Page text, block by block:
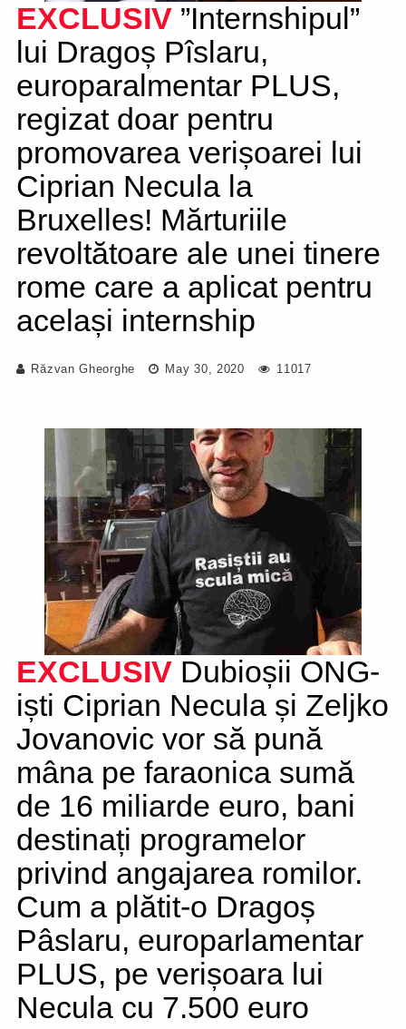
EXCLUSIV ”Internshipul”
lui Dragoș Pîslaru,
europaralmentar PLUS,
regizat doar pentru
promovarea verișoarei lui
Ciprian Necula la
Bruxelles! Mărturiile
revoltătoare ale unei tinere
rome care a aplicat pentru
același internship
Răzvan Gheorghe May 30, 2020 11017
EXCLUSIV Dubioșii ONG-
iști Ciprian Necula și Zeljko
Jovanovic vor să pună
mâna pe faraonica sumă
de 16 miliarde euro, bani
destinați programelor
privind angajarea romilor.
Cum a plătit-o Dragoș
Pâslaru, europarlamentar
PLUS, pe verișoara lui
Necula cu 7.500 euro